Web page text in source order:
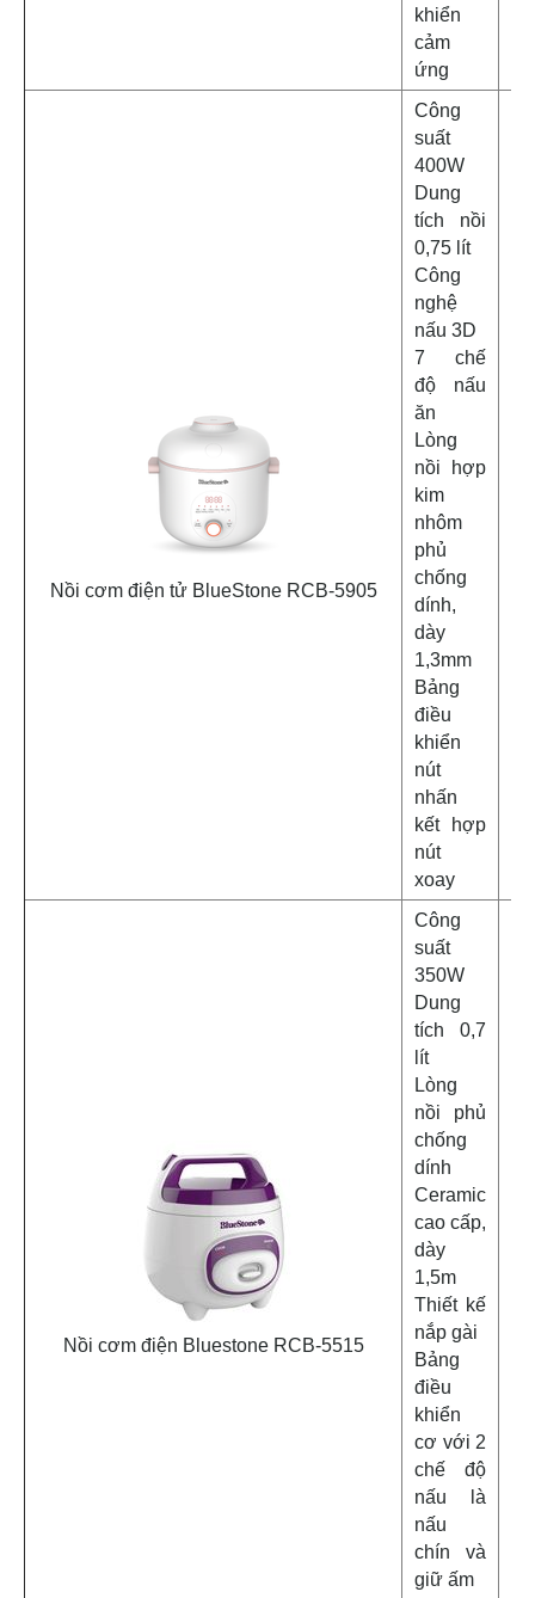
khiển
cảm
ứng
Nồi cơm điện tử BlueStone RCB-5905
Công
suất
400W
Dung
tích nồi
0,75 lít
Công
nghệ
nấu 3D
7 chế
độ nấu
ăn
Lòng
nồi hợp
kim
nhôm
phủ
chống
dính,
dày
1,3mm
Bảng
điều
khiển
nút
nhấn
kết hợp
nút
xoay
Nồi cơm điện Bluestone RCB-5515
Công
suất
350W
Dung
tích 0,7
lít
Lòng
nồi phủ
chống
dính
Ceramic
cao cấp,
dày
1,5m
Thiết kế
nắp gài
Bảng
điều
khiển
cơ với 2
chế độ
nấu là
nấu
chín và
giữ ấm